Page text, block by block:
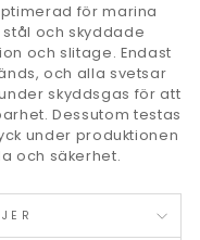
för marina
och skyddade
och slitage. Endast
och alla svetsar
skyddsgas för att
Dessutom testas
under produktionen
och säkerhet.